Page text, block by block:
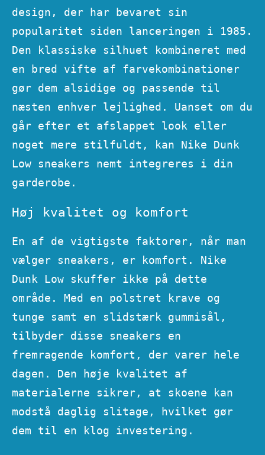
design, der har bevaret sin
popularitet siden lanceringen i 1985.
Den klassiske silhuet kombineret med
en bred vifte af farvekombinationer
gør dem alsidige og passende til
næsten enhver lejlighed. Uanset om du
går efter et afslappet look eller
noget mere stilfuldt, kan Nike Dunk
Low sneakers nemt integreres i din
garderobe.
Høj kvalitet og komfort
En af de vigtigste faktorer, når man
vælger sneakers, er komfort. Nike
Dunk Low skuffer ikke på dette
område. Med en polstret krave og
tunge samt en slidstærk gummisål,
tilbyder disse sneakers en
fremragende komfort, der varer hele
dagen. Den høje kvalitet af
materialerne sikrer, at skoene kan
modstå daglig slitage, hvilket gør
dem til en klog investering.